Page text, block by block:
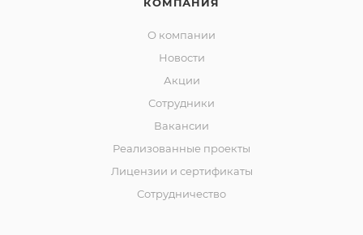
О компании
Новости
Акции
Сотрудники
Вакансии
Реализованные проекты
Лицензии и сертификаты
Сотрудничество